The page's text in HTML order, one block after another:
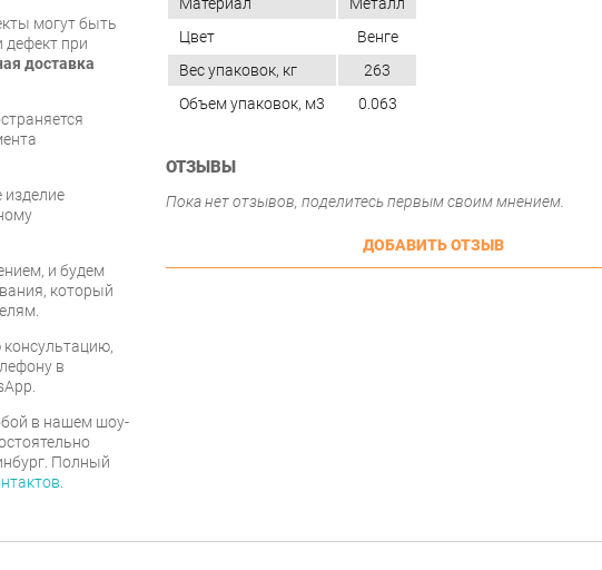
могут быть
дефект при
доставка
изделие
и будем
который
консультацию,
в
в нашем шоу-
Полный
.
Цвет
Венге
Вес упаковок, кг
263
Объем упаковок, м3
0.063
ОТЗЫВЫ
Пока нет отзывов, поделитесь первым своим мнением.
ДОБАВИТЬ ОТЗЫВ